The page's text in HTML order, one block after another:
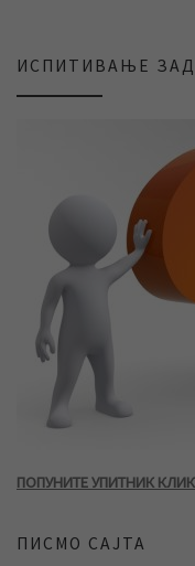
ИСПИТИВАЊЕ
ПОПУНИТЕ УПИТНИК
ПИСМО САЈТА